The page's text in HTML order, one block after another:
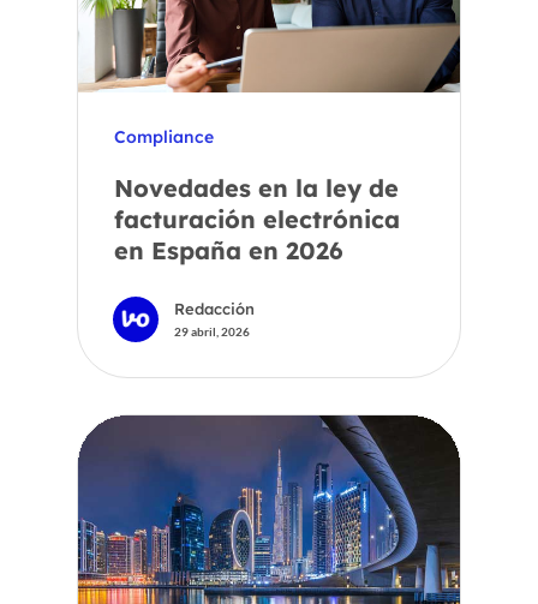
Compliance
Novedades en la ley de
facturación electrónica
en España en 2026
Redacción
29 abril, 2026